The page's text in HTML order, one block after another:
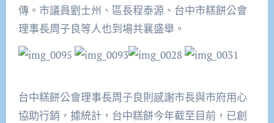
傳。市議員劉士州、區長程泰源、台中市糕餅公會
理事長周子良等人也到場共襄盛舉。
台中糕餅公會理事長周子良則感謝市長與市府用心
協助行銷，據統計，台中糕餅今年截至目前，已創